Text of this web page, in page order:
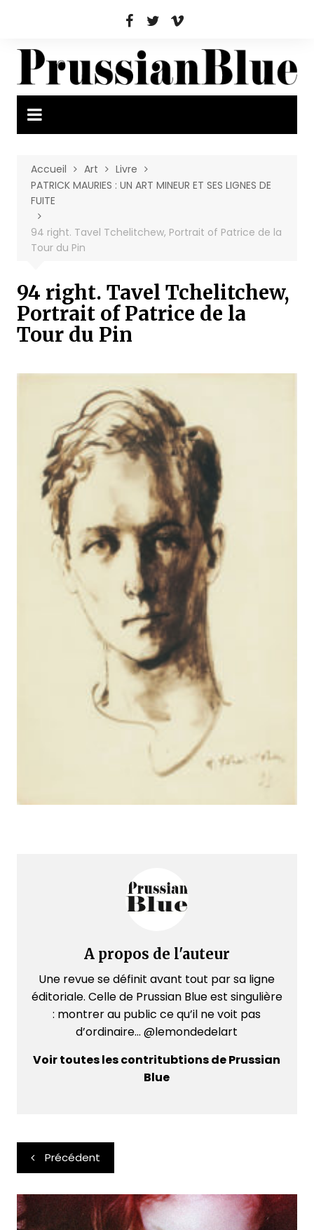
Accueil Art
Livre
PATRICK MAURIES : UN ART MINEUR ET SES LIGNES DE
FUITE
94 right. Tavel Tchelitchew, Portrait of Patrice de la
Tour du Pin
94 right. Tavel Tchelitchew,
Portrait of Patrice de la
Tour du Pin
A propos de l'auteur
Une revue se définit avant tout par sa ligne
éditoriale. Celle de Prussian Blue est singulière
: montrer au public ce qu’il ne voit pas
d’ordinaire... @lemondedelart
Voir toutes les contritubtions de Prussian
Blue
Navigation
de
l’article
Précédent